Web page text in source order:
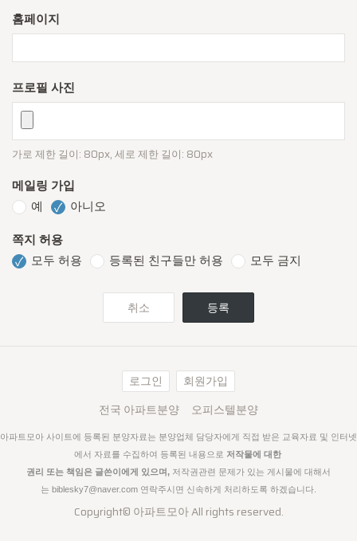
홈페이지
프로필 사진
가로 제한 길이: 80px, 세로 제한 길이: 80px
메일링 가입
예
✓ 아니오
쪽지 허용
✓ 모두 허용 등록된 친구들만 허용 모두 금지
취소 등록
로그인
회원가입
전국 아파트분양
오피스텔분양
아파트모아 사이트에 등록된 분양자료는 분양업체 담당자에게 직접 받은 교육자료 및 인터넷
에서 자료를 수집하여 등록된 내용으로 저작물에 대한
권리 또는 책임은 글쓴이에게 있으며, 저작권관련 문제가 있는 게시물에 대해서
는 biblesky7@naver.com 연락주시면 신속하게 처리하도록 하겠습니다.
Copyright© 아파트모아All rights reserved.